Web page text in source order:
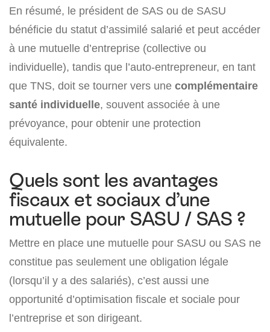
En résumé, le président de SAS ou de SASU
bénéficie du statut d’assimilé salarié et peut accéder
à une mutuelle d’entreprise (collective ou
individuelle), tandis que l’auto-entrepreneur, en tant
que TNS, doit se tourner vers une complémentaire
santé individuelle, souvent associée à une
prévoyance, pour obtenir une protection
équivalente.
Quels sont les avantages
fiscaux et sociaux d’une
mutuelle pour SASU / SAS ?
Mettre en place une mutuelle pour SASU ou SAS ne
constitue pas seulement une obligation légale
(lorsqu’il y a des salariés), c’est aussi une
opportunité d’optimisation fiscale et sociale pour
l’entreprise et son dirigeant.